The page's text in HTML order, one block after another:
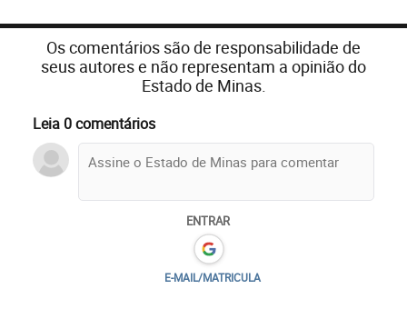
Os comentários são de responsabilidade de
seus autores e não representam a opinião do
Estado de Minas.
Leia 0 comentários
ENTRAR
E-MAIL/MATRICULA